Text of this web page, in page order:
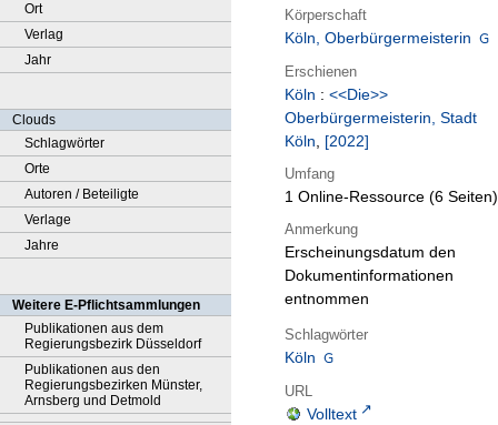
Ort
Verlag
Jahr
Clouds
Schlagwörter
Orte
Autoren / Beteiligte
Verlage
Jahre
Weitere E-Pflichtsammlungen
Publikationen aus dem
Regierungsbezirk Düsseldorf
Publikationen aus den
Regierungsbezirken Münster,
Arnsberg und Detmold
Körperschaft
Köln, Oberbürgermeisterin
Erschienen
Köln : <<Die>>
Oberbürgermeisterin, Stadt
Köln, [2022]
Umfang
1 Online-Ressource (6 Seiten)
Anmerkung
Erscheinungsdatum den
Dokumentinformationen
entnommen
Schlagwörter
Köln
URL
Volltext